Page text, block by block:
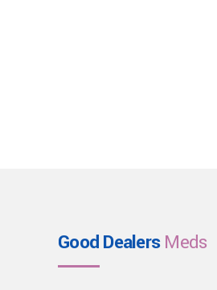
Good DealersMeds